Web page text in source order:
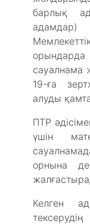
барлық
адамдар)
орындарда
сауалнама
19-ға
алуды
ПТР
үшін
орнына
Келген